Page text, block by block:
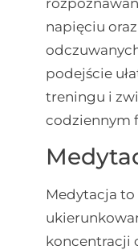
napięciu
podejście
treningu i
codziennym
Medytacja
koncentracji